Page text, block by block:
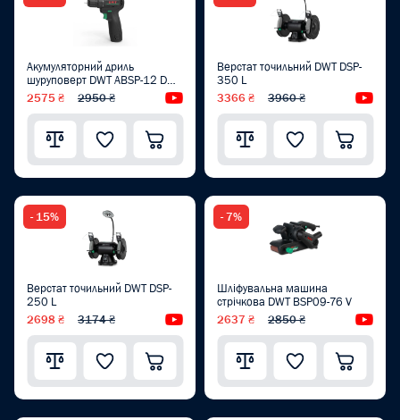
Акумуляторний дриль
шуруповерт DWT ABSP-12 DN-
2
2575 ₴ 2950 ₴ Відеоогляд
Верстат точильний DWT DSP-
350 L
3366 ₴ 3960 ₴
- 15%
Верстат точильний DWT DSP-
250 L
2698 ₴ 3174 ₴ Відеоогляд
- 7%
Шліфувальна машина
стрічкова DWT BSP09-76 V
2637 ₴ 2850 ₴